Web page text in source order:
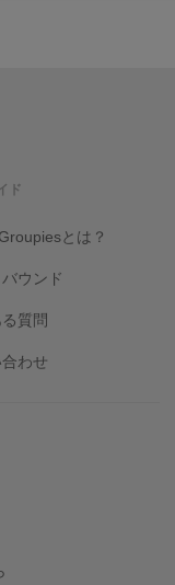
ド
とは？
ウンド
質問
わせ